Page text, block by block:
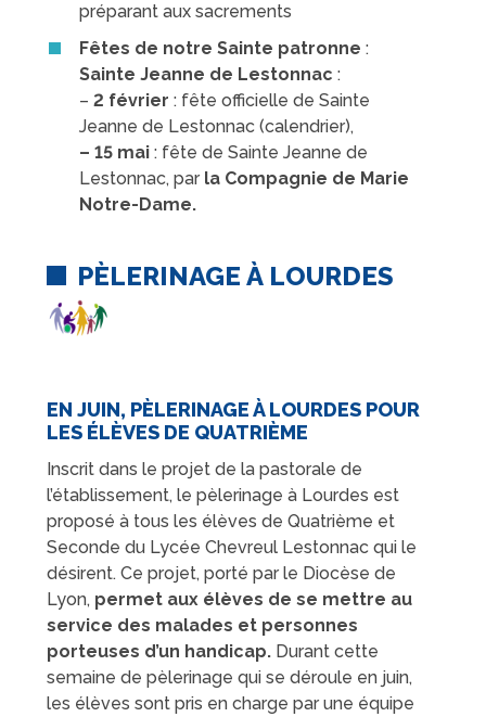
préparant aux sacrements
Fêtes de notre Sainte patronne :
Sainte Jeanne de Lestonnac :
–2 février : fête officielle de Sainte
Jeanne de Lestonnac (calendrier),
– 15 mai : fête de Sainte Jeanne de
Lestonnac, par la Compagnie de Marie
Notre-Dame.
PÈLERINAGE À LOURDES
EN JUIN, PÈLERINAGE À LOURDES POUR
LES ÉLÈVES DE QUATRIÈME
Inscrit dans le projet de la pastorale de
l’établissement, le pèlerinage à Lourdes est
proposé à tous les élèves de Quatrième et
Seconde du Lycée Chevreul Lestonnac qui le
désirent. Ce projet, porté par le Diocèse de
Lyon, permet aux élèves de se mettre au
service des malades et personnes
porteuses d’un handicap. Durant cette
semaine de pèlerinage qui se déroule en juin,
les élèves sont pris en charge par une équipe